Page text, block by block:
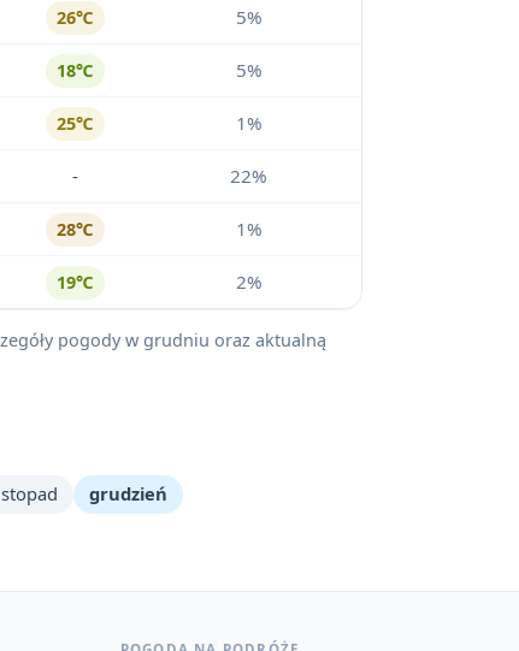
26℃ 5%
18℃ 5%
25℃ 1%
- 22%
28℃ 1%
19℃ 2%
pogody w grudniu oraz aktualną
grudzień